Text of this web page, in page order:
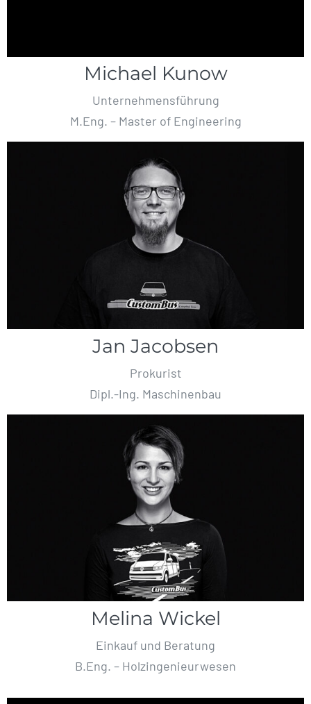
Michael Kunow
Unternehmensführung
M.Eng. – Master of Engineering
Jan Jacobsen
Prokurist
Dipl.-Ing. Maschinenbau
Melina Wickel
Einkauf und Beratung
B.Eng. – Holzingenieurwesen